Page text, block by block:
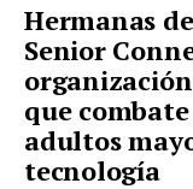
Hermanas
Senior
que
adultos
tecnología